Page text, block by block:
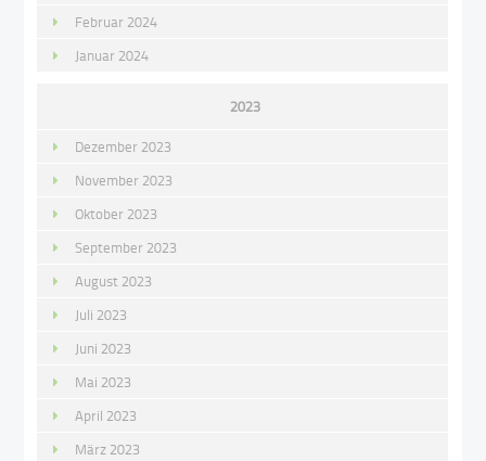
Februar 2024
Januar 2024
2023
Dezember 2023
November 2023
Oktober 2023
September 2023
August 2023
Juli 2023
Juni 2023
Mai 2023
April 2023
März 2023